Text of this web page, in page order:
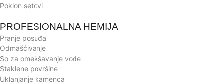
Poklon setovi
PROFESIONALNA HEMIJA
Pranje posuđa
Odmašćivanje
So za omekšavanje vode
Staklene površine
Uklanjanje kamenca